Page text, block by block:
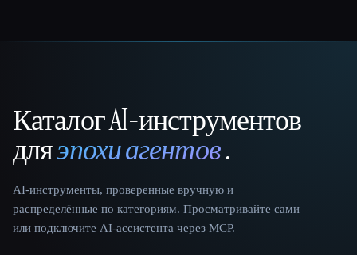
That AI Collection
Каталог AI-инструментов
дляэпохи агентов.
AI-инструменты, проверенные вручную и
распределённые по категориям. Просматривайте сами
или подключите AI-ассистента через MCP.